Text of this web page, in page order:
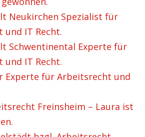
Neukirchen Spezialist für
IT Recht.
Schwentinental Experte für
IT Recht.
Experte für Arbeitsrecht und
Freinsheim – Laura ist